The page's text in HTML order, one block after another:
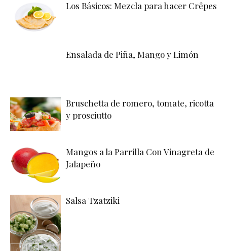
Los Básicos: Mezcla para hacer Crêpes
Ensalada de Piña, Mango y Limón
Bruschetta de romero, tomate, ricotta
y prosciutto
Mangos a la Parrilla Con Vinagreta de
Jalapeño
Salsa Tzatziki